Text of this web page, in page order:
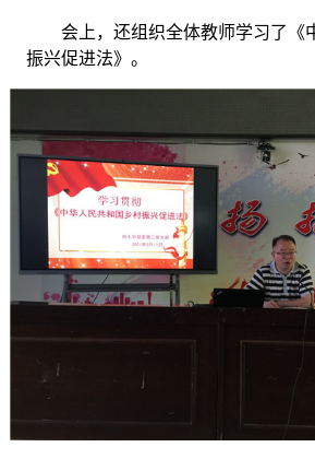
会上，还组织全体教师学习了《
振兴促进法》。